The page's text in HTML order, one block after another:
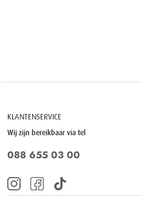
KLANTENSERVICE
Wij zijn bereikbaar via tel
088 655 03 00